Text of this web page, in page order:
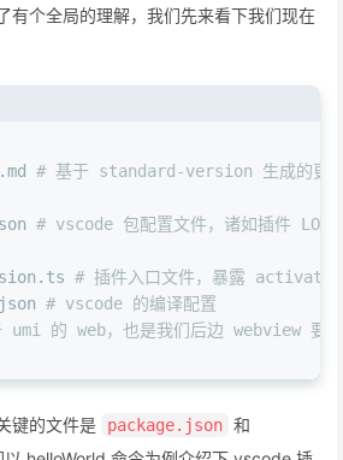
有个全局的理解，我们先来看下我们现在
# 基于 standard-version 生成的更新
# vscode 包配置文件，诸如插件
# 插件入口文件，暴露 activate
# vscode 的编译配置
umi 的 web，也是我们后边 webview 要
键的文件是 package.json 和